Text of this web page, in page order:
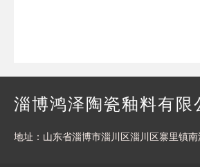
淄博鸿泽陶瓷釉料有限
地址：山东省淄博市淄川区淄川区寨里镇